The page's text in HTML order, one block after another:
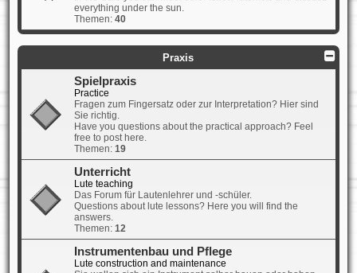
everything under the sun.
Themen: 40
Praxis
Spielpraxis
Practice
Fragen zum Fingersatz oder zur Interpretation? Hier sind
Sie richtig.
Have you questions about the practical approach? Feel
free to post here.
Themen: 19
Unterricht
Lute teaching
Das Forum für Lautenlehrer und -schüler.
Questions about lute lessons? Here you will find the
answers.
Themen: 12
Instrumentenbau und Pflege
Lute construction and maintenance